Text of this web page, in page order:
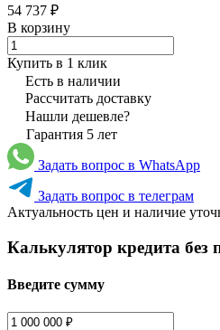
54 737 ₽
В корзину
Купить в 1 клик
Есть в наличии
Рассчитать доставку
Нашли дешевле?
Гарантия 5 лет
Задать вопрос в WhatsApp
Задать вопрос в телеграм
Актуальность цен и наличие
Калькулятор кредита без
Введите сумму